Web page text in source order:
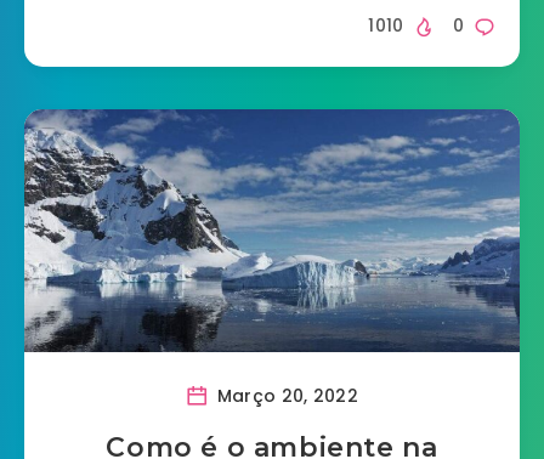
0
1010
Março 20, 2022
Como é o ambiente na